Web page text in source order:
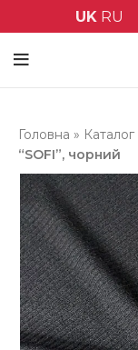
UK RU
Головна » Каталог
“SOFI”, чорний